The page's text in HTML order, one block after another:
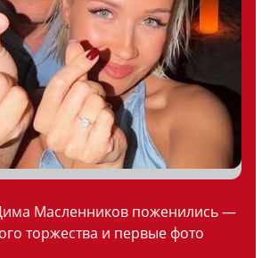
Масленников поженились —
торжества и первые фото